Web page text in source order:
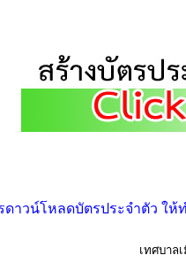
าวน์โหลดบัตรประจำตัว ให้
เทศบาล